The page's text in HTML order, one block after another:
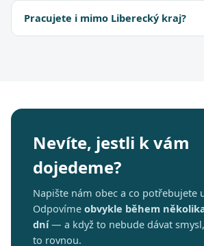
Pracujete i mimo Liberecký kraj?
Nevíte, jestli k vám
dojedeme?
Napište nám obec a co potřebujete
Odpovíme obvykle během
dní— a když to nebude dávat
to rovnou.